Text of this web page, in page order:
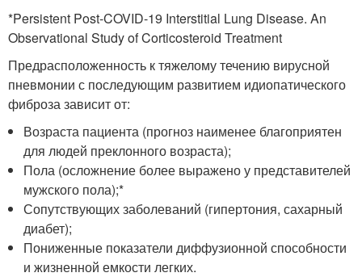
*Persistent Post-COVID-19 Interstitial Lung Disease. An
Observational Study of Corticosteroid Treatment
Предрасположенность к тяжелому течению вирусной
пневмонии с последующим развитием идиопатического
фиброза зависит от:
Возраста пациента (прогноз наименее благоприятен
для людей преклонного возраста);
Пола (осложнение более выражено у представителей
мужского пола);*
Сопутствующих заболеваний (гипертония, сахарный
диабет);
Пониженные показатели диффузионной способности
и жизненной емкости легких.